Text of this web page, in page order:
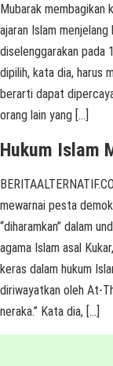
Mubarak membagikan
ajaran Islam
diselenggarakan pada
dipilih, kata dia, harus
berarti dapat
orang lain yang […]
Hukum Islam
mewarnai pesta
“diharamkan” dalam
agama Islam asal
keras dalam hukum
diriwayatkan oleh At-
neraka.” Kata dia, […]